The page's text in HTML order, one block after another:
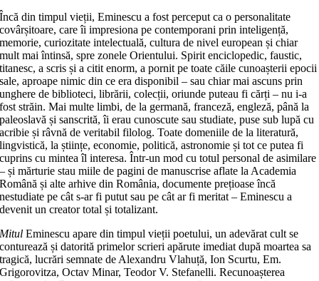
Încă din timpul vieții, Eminescu a fost perceput ca o personalitate
covârșitoare, care îi impresiona pe contemporani prin inteligență,
memorie, curiozitate intelectuală, cultura de nivel european și chiar
mult mai întinsă, spre zonele Orientului. Spirit enciclopedic, faustic,
titanesc, a scris și a citit enorm, a pornit pe toate căile cunoașterii epocii
sale, aproape nimic din ce era disponibil – sau chiar mai ascuns prin
unghere de biblioteci, librării, colecții, oriunde puteau fi cărți – nu i-a
fost străin. Mai multe limbi, de la germană, franceză, engleză, până la
paleoslavă și sanscrită, îi erau cunoscute sau studiate, puse sub lupă cu
acribie și râvnă de veritabil filolog. Toate domeniile de la literatură,
lingvistică, la științe, economie, politică, astronomie și tot ce putea fi
cuprins cu mintea îl interesa. Într-un mod cu totul personal de asimilare
– și mărturie stau miile de pagini de manuscrise aflate la Academia
Română și alte arhive din România, documente prețioase încă
nestudiate pe cât s-ar fi putut sau pe cât ar fi meritat – Eminescu a
devenit un creator total și totalizant.
Mitul Eminescu apare din timpul vieții poetului, un adevărat cult se
conturează și datorită primelor scrieri apărute imediat după moartea sa
tragică, lucrări semnate de Alexandru Vlahuță, Ion Scurtu, Em.
Grigorovitza, Octav Minar, Teodor V. Stefanelli. Recunoașterea